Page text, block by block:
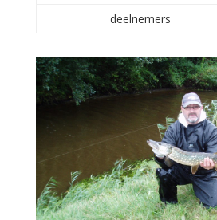
deelnemers